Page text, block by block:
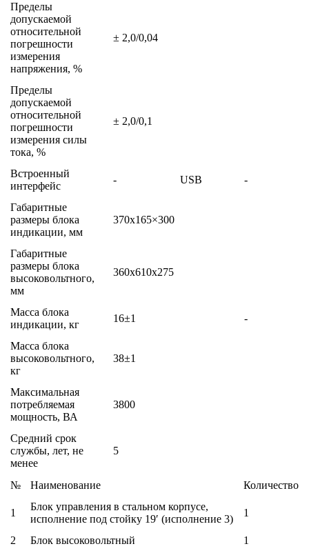
Пределы
допускаемой
относительной
погрешности
измерения
напряжения, %
± 2,0/0,04
Пределы
допускаемой
относительной
погрешности
измерения силы
тока, %
± 2,0/0,1
Встроенный
интерфейс
- USB -
Габаритные
размеры блока
индикации, мм
370х165×300
Габаритные
размеры блока
высоковольтного,
мм
360х610х275
Масса блока
индикации, кг
16±1 -
Масса блока
высоковольтного,
кг
38±1
Максимальная
потребляемая
мощность, ВА
3800
Средний срок
службы, лет, не
менее
5
№ Наименование Количество
1
Блок управления в стальном корпусе,
исполнение под стойку 19′ (исполнение 3)
1
2 Блок высоковольтный
1